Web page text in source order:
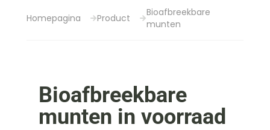
Homepagina Product
Bioafbreekbare
munten
Bioafbreekbare
munten in voorraad